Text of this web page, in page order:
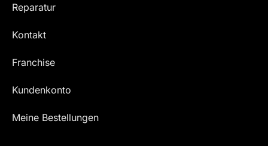
Reparatur
Kontakt
Franchise
Kundenkonto
Meine Bestellungen